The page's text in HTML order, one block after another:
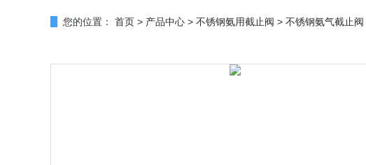
您的位置： 首页 > 产品中心 > 不锈钢氨用截止阀 > 不锈钢氨气截止阀